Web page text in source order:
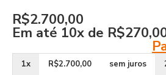
R$2.700,00
Em até 10x de
1x R$2.700,00 sem juros